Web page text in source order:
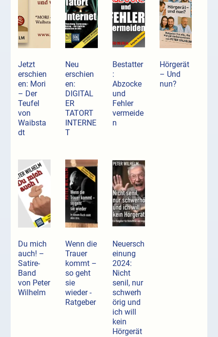
Jetzt
erschien
en: Mori
– Der
Teufel
von
Waibsta
dt
Neu
erschien
en:
DIGITAL
ER
TATORT
INTERNE
T
Bestatter
:
Abzocke
und
Fehler
vermeide
n
Hörgerät
– Und
nun?
Du mich
auch! –
Satire-
Band
von Peter
Wilhelm
Wenn die
Trauer
kommt –
so geht
sie
wieder -
Ratgeber
Neuersch
einung
2024:
Nicht
senil, nur
schwerh
örig und
ich will
kein
Hörgerät